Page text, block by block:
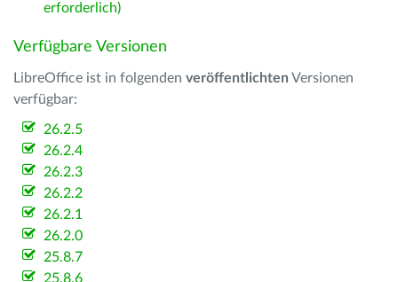
erforderlich)
Verfügbare Versionen
LibreOffice ist in folgenden veröffentlichten Versionen
verfügbar:
26.2.5
26.2.4
26.2.3
26.2.2
26.2.1
26.2.0
25.8.7
25.8.6